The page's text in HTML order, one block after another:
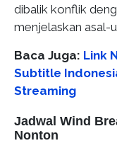
dibalik konflik
menjelaskan asal-
Baca Juga: Link
Subtitle
Streaming
Jadwal Wind
Nonton